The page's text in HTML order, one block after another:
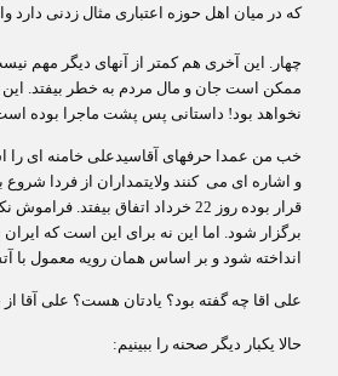
که در میان اهل حوزه اعتباری مثال زدنی
چهار.
ممکن است جان و مال مردم به خطر بیفتد. این
نخواهد بود! داستانی پس پشت ماجرا بوده
قرار بوده روز 22 خرداد اتفاق
برگزار شود. اما این نه برای این است که
انداخته شود و بر اساس همان رویه معمول با
علی اقا چه گفته بود؟ یادتان هست؟ علی آقا
حالا یکبار دیگر صحنه را ببینیم: